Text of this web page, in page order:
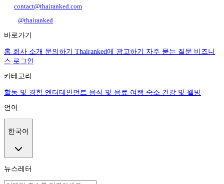
contact@thairanked.com
@thairanked
바로가기
홈 회사 소개 문의하기 Thairanked에 광고하기 자주 묻는 질문 비즈니
스 로그인
카테고리
활동 및 경험 엔터테인먼트 음식 및 음료 여행 숙소 건강 및 웰빙
언어
한국어
뉴스레터